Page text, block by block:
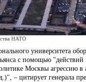
НАТО
университета
с помощью
Москвы агрессию в
– цитирует генерала